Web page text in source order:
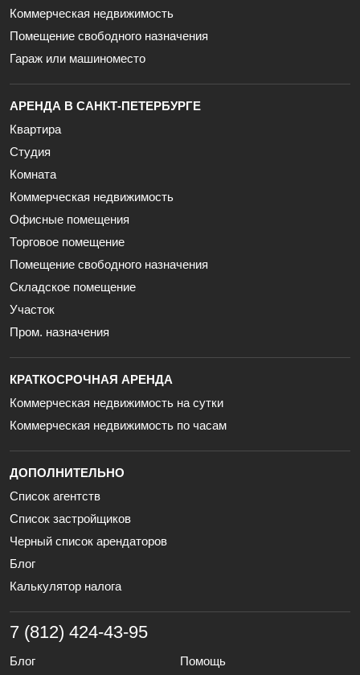
Коммерческая недвижимость
Помещение свободного назначения
Гараж или машиноместо
АРЕНДА В САНКТ-ПЕТЕРБУРГЕ
Квартира
Студия
Комната
Коммерческая недвижимость
Офисные помещения
Торговое помещение
Помещение свободного назначения
Складское помещение
Участок
Пром. назначения
КРАТКОСРОЧНАЯ АРЕНДА
Коммерческая недвижимость на сутки
Коммерческая недвижимость по часам
ДОПОЛНИТЕЛЬНО
Список агентств
Список застройщиков
Черный список арендаторов
Блог
Калькулятор налога
7 (812) 424-43-95
Блог
Помощь